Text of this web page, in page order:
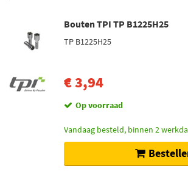
Bouten TPI TP B1225H25
TP B1225H25
€ 3,94
Op voorraad
Vandaag besteld, binnen 2